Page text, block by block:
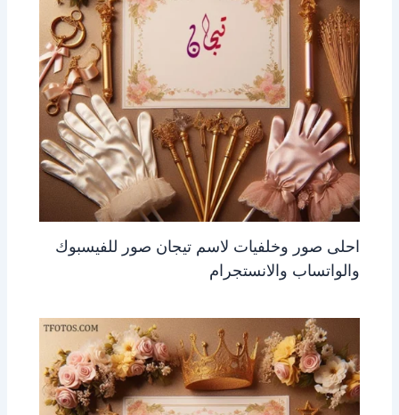
احلى صور وخلفيات لاسم تيجان صور للفيسبوك
والواتساب والانستجرام